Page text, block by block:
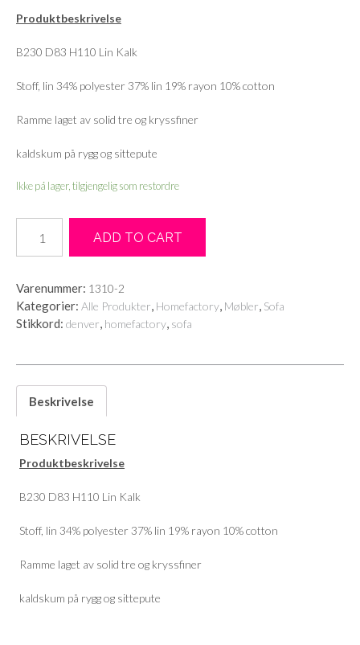
Produktbeskrivelse
B230 D83 H110 Lin Kalk
Stoff, lin 34% polyester 37% lin 19% rayon 10% cotton
Ramme laget av solid tre og kryssfiner
kaldskum på rygg og sittepute
Ikke på lager, tilgjengelig som restordre
Denver
Kalk
antall
ADD TO CART
Varenummer: 1310-2
Kategorier: Alle Produkter, Homefactory, Møbler, Sofa
Stikkord: denver, homefactory, sofa
Beskrivelse
BESKRIVELSE
Produktbeskrivelse
B230 D83 H110 Lin Kalk
Stoff, lin 34% polyester 37% lin 19% rayon 10% cotton
Ramme laget av solid tre og kryssfiner
kaldskum på rygg og sittepute